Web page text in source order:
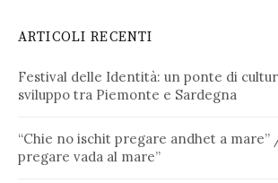
ARTICOLI RECENTI
Festival delle Identità: un ponte di
sviluppo tra Piemonte e Sardegna
“Chie no ischit pregare andhet a mare”
pregare vada al mare”